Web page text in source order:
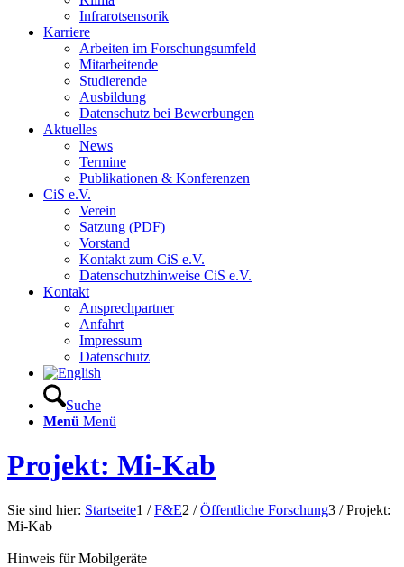
Infrarotsensorik
Karriere
Arbeiten im Forschungsumfeld
Mitarbeitende
Studierende
Ausbildung
Datenschutz bei Bewerbungen
Aktuelles
News
Termine
Publikationen & Konferenzen
CiS e.V.
Verein
Satzung (PDF)
Vorstand
Kontakt zum CiS e.V.
Datenschutzhinweise CiS e.V.
Kontakt
Ansprechpartner
Anfahrt
Impressum
Datenschutz
Suche
Menü Menü
Projekt: Mi-Kab
Sie sind hier: Startseite1 / F&E2 / Öffentliche Forschung3 / Projekt:
Mi-Kab
Hinweis für Mobilgeräte